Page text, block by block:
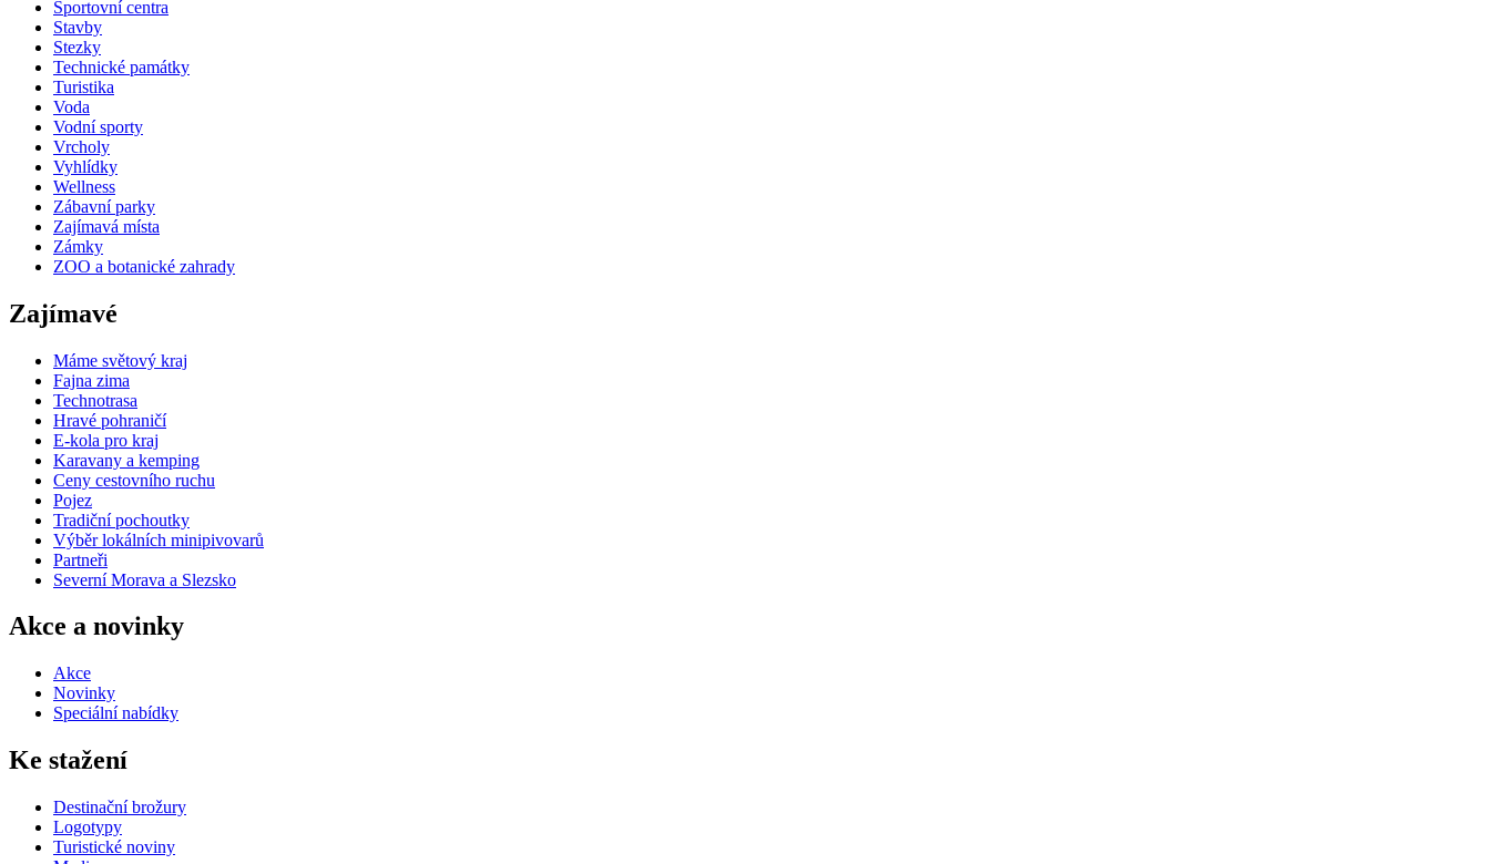
Sportovní centra
Stavby
Stezky
Technické památky
Turistika
Voda
Vodní sporty
Vrcholy
Vyhlídky
Wellness
Zábavní parky
Zajímavá místa
Zámky
ZOO a botanické zahrady
Zajímavé
Máme světový kraj
Fajna zima
Technotrasa
Hravé pohraničí
E-kola pro kraj
Karavany a kemping
Ceny cestovního ruchu
Pojez
Tradiční pochoutky
Výběr lokálních minipivovarů
Partneři
Severní Morava a Slezsko
Akce a novinky
Akce
Novinky
Speciální nabídky
Ke stažení
Destinační brožury
Logotypy
Turistické noviny